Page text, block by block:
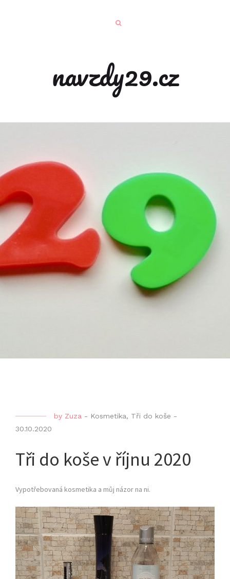
navzdy29.cz
by Zuza - Kosmetika, Tři do koše -
30.10.2020
Tři do koše v říjnu 2020
Vypotřebovaná kosmetika a můj názor na ni.